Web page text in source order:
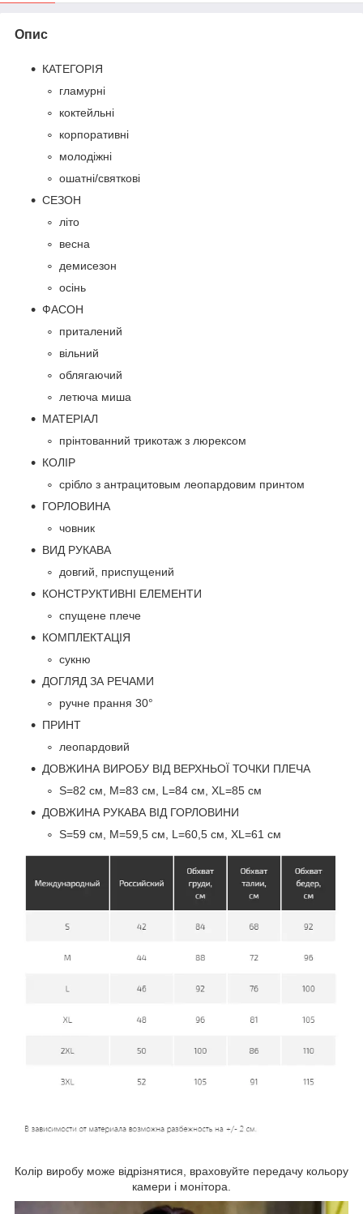
Опис
КАТЕГОРІЯ
гламурні
коктейльні
корпоративні
молодіжні
ошатні/святкові
СЕЗОН
літо
весна
демисезон
осінь
ФАСОН
приталений
вільний
облягаючий
летюча миша
МАТЕРІАЛ
прінтованний трикотаж з люрексом
КОЛІР
срібло з антрацитовым леопардовим принтом
ГОРЛОВИНА
човник
ВИД РУКАВА
довгий, приспущений
КОНСТРУКТИВНІ ЕЛЕМЕНТИ
спущене плече
КОМПЛЕКТАЦІЯ
сукню
ДОГЛЯД ЗА РЕЧАМИ
ручне прання 30°
ПРИНТ
леопардовий
ДОВЖИНА ВИРОБУ ВІД ВЕРХНЬОЇ ТОЧКИ ПЛЕЧА
S=82 см, M=83 см, L=84 см, XL=85 см
ДОВЖИНА РУКАВА ВІД ГОРЛОВИНИ
S=59 см, M=59,5 см, L=60,5 см, XL=61 см
Колір виробу може відрізнятися, враховуйте передачу кольору
камери і монітора.